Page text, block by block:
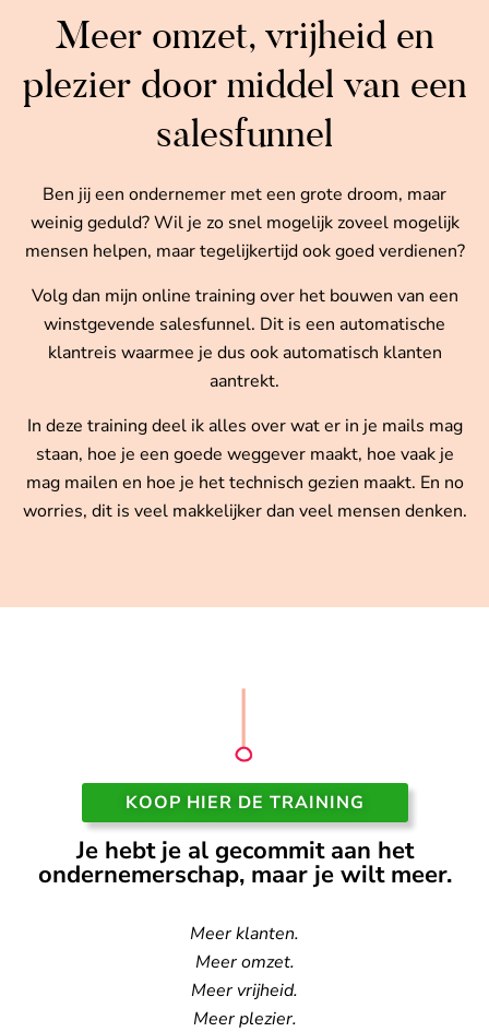
Meer omzet, vrijheid en
plezier door middel van een
salesfunnel
Ben jij een ondernemer met een grote droom, maar
weinig geduld? Wil je zo snel mogelijk zoveel mogelijk
mensen helpen, maar tegelijkertijd ook goed verdienen?
Volg dan mijn online training over het bouwen van een
winstgevende salesfunnel. Dit is een automatische
klantreis waarmee je dus ook automatisch klanten
aantrekt.
In deze training deel ik alles over wat er in je mails mag
staan, hoe je een goede weggever maakt, hoe vaak je
mag mailen en hoe je het technisch gezien maakt. En no
worries, dit is veel makkelijker dan veel mensen denken.
KOOP HIER DE TRAINING
Je hebt je al gecommit aan het
ondernemerschap, maar je wilt meer.
Meer klanten.
Meer omzet.
Meer vrijheid.
Meer plezier.